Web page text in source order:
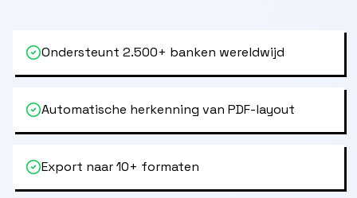
Ondersteunt 2.500+ banken wereldwijd
Automatische herkenning van PDF-layout
Export naar 10+ formaten